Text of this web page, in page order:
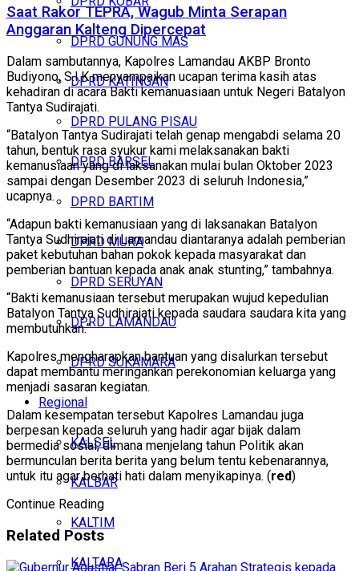
DPRD GUNUNG MAS
DPRD KATINGAN
DPRD PULANG PISAU
DPRD BARSEL
DPRD BARTIM
DPRD MURA
DPRD SERUYAN
DPRD LAMANDAU
DPRD SUKAMARA
Regional
KALSEL
KALBAR
KALTIM
KALTARA
Saat Rakor TEPRA, Wagub Minta Serapan
Anggaran Kalteng Dipercepat
Dalam sambutannya, Kapolres Lamandau AKBP Bronto
Budiyono, S.I.K menyampaikan ucapan terima kasih atas
kehadiran di acara Bakti kemanuasiaan untuk Negeri Batalyon
Tantya Sudirajati.
“Batalyon Tantya Sudirajati telah genap mengabdi selama 20
tahun, bentuk rasa syukur kami melaksanakan bakti
kemanusiaan yang di laksanakan mulai bulan Oktober 2023
sampai dengan Desember 2023 di seluruh Indonesia,”
ucapnya.
“Adapun bakti kemanusiaan yang di laksanakan Batalyon
Tantya Sudhirajati di Lamandau diantaranya adalah pemberian
paket kebutuhan bahan pokok kepada masyarakat dan
pemberian bantuan kepada anak anak stunting,” tambahnya.
“Bakti kemanusiaan tersebut merupakan wujud kepedulian
Batalyon Tantya Sudhirajati kepada saudara saudara kita yang
membutuhkan.”
Kapolres mengharapkan bantuan yang disalurkan tersebut
dapat membantu meringankan perekonomian keluarga yang
menjadi sasaran kegiatan.
Dalam kesempatan tersebut Kapolres Lamandau juga
berpesan kepada seluruh yang hadir agar bijak dalam
bermedia sosial, dimana menjelang tahun Politik akan
bermunculan berita berita yang belum tentu kebenarannya,
untuk itu agar berhati hati dalam menyikapinya. (red)
Continue Reading
Related Posts